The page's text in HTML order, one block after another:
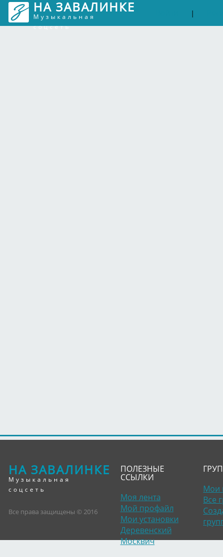
НА ЗАВАЛИНКЕ
Музыкальная
соцсеть
|
НА ЗАВАЛИНКЕ
Музыкальная
соцсеть
Все права защищены © 2016
ПОЛЕЗНЫЕ
ССЫЛКИ
Моя лента
Мой профайл
Мои установки
Деревенский
Москвич
Мои
Все